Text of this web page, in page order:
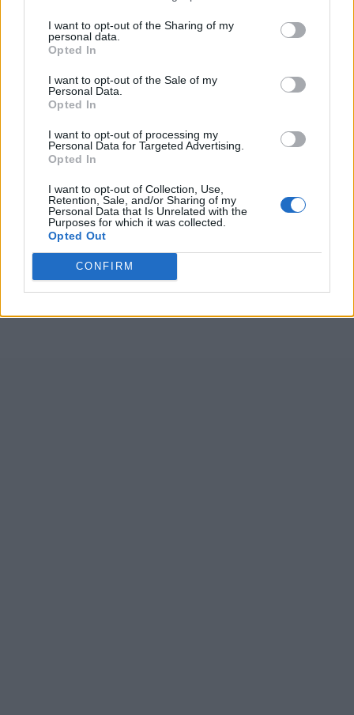
I want to opt-out of the Sharing of my
personal data.
Opted In
I want to opt-out of the Sale of my
Personal Data.
Opted In
I want to opt-out of processing my
Personal Data for Targeted Advertising.
Opted In
I want to opt-out of Collection, Use,
Retention, Sale, and/or Sharing of my
Personal Data that Is Unrelated with the
Purposes for which it was collected.
Opted Out
CONFIRM